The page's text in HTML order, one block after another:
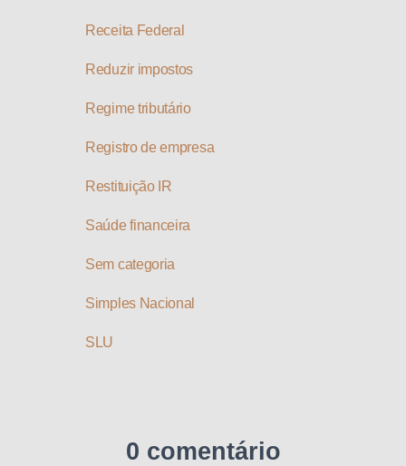
Receita Federal
Reduzir impostos
Regime tributário
Registro de empresa
Restituição IR
Saúde financeira
Sem categoria
Simples Nacional
SLU
0 comentário